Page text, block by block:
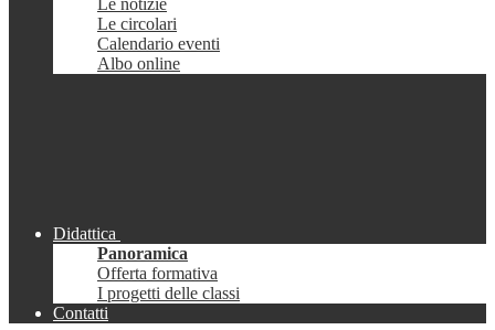
Le notizie
Le circolari
Calendario eventi
Albo online
Didattica
Panoramica
Offerta formativa
I progetti delle classi
Contatti